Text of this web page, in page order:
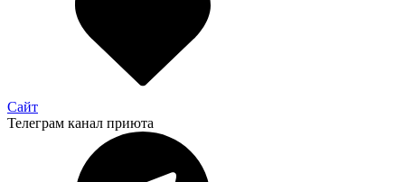
Сайт
Телеграм канал приюта